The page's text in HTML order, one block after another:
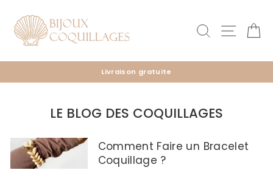
contenu
Rechercher
Diaporama
Livraison gratuite
LE BLOG DES COQUILLAGES
Comment Faire un Bracelet
Coquillage ?